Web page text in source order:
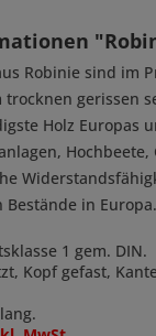
Robinie sind im
trocknen gerissen
Holz Europas
in Europa.
1 gem. DIN.
Kopf gefast,